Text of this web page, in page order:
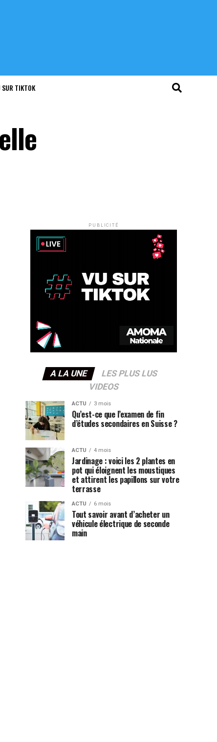
SUR TIKTOK
PUBLICITÉ
A LA UNE
LES PLUS LUS
VIDEOS
ACTU 3 mois
Qu’est-ce que l’examen de fin
d’études secondaires en Suisse ?
ACTU 4 mois
Jardinage : voici les 2 plantes en
pot qui éloignent les moustiques
et attirent les papillons sur votre
terrasse
ACTU 6 mois
Tout savoir avant d’acheter un
véhicule électrique de seconde
main